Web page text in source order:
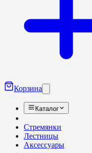
Корзина
Каталог
Стремянки
Лестницы
Аксессуары